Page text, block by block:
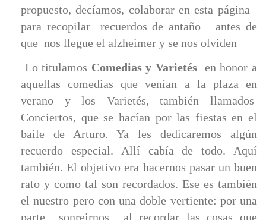
propuesto, decíamos, colaborar en esta página
para recopilar recuerdos de antaño antes de
que nos llegue el alzheimer y se nos olviden
Lo titulamos Comedias y Varietésen honor a
aquellas comedias que venían a la plaza en
verano y los Varietés, también llamados
Conciertos, que se hacían por las fiestas en el
baile de Arturo. Ya les dedicaremos algún
recuerdo especial. Allí cabía de todo. Aquí
también. El objetivo era hacernos pasar un buen
rato y como tal son recordados. Ese es también
el nuestro pero con una doble vertiente: por una
parte sonreirnos al recordar las cosas que